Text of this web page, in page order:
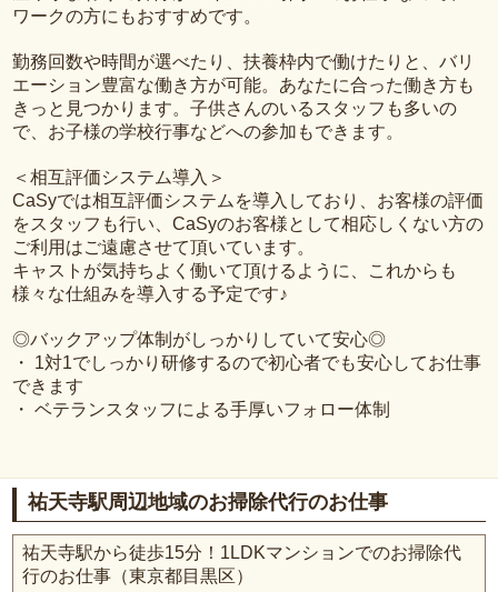
ワークの方にもおすすめです。
勤務回数や時間が選べたり、扶養枠内で働けたりと、バリ
エーション豊富な働き方が可能。あなたに合った働き方も
きっと見つかります。子供さんのいるスタッフも多いの
で、お子様の学校行事などへの参加もできます。
＜相互評価システム導入＞
CaSyでは相互評価システムを導入しており、お客様の評価
をスタッフも行い、CaSyのお客様として相応しくない方の
ご利用はご遠慮させて頂いています。
キャストが気持ちよく働いて頂けるように、これからも
様々な仕組みを導入する予定です♪
◎バックアップ体制がしっかりしていて安心◎
・ 1対1でしっかり研修するので初心者でも安心してお仕事
できます
・ ベテランスタッフによる手厚いフォロー体制
祐天寺駅周辺地域のお掃除代行のお仕事
祐天寺駅から徒歩15分！1LDKマンションでのお掃除代
行のお仕事（東京都目黒区）